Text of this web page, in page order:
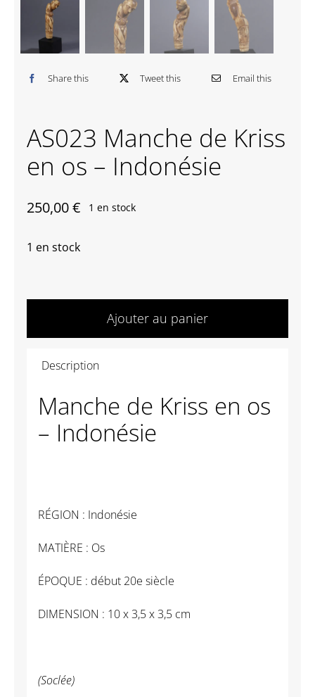
Contactez-nous
Share this Tweet this Email this
AS023 Manche de Kriss
en os – Indonésie
250,00€ 1 en stock
1 en stock
de
en
Ajouter au panier
Description
Manche de Kriss en os
– Indonésie
RÉGION : Indonésie
MATIÈRE : Os
ÉPOQUE : début 20e siècle
DIMENSION : 10 x 3,5 x 3,5 cm
(Soclée)